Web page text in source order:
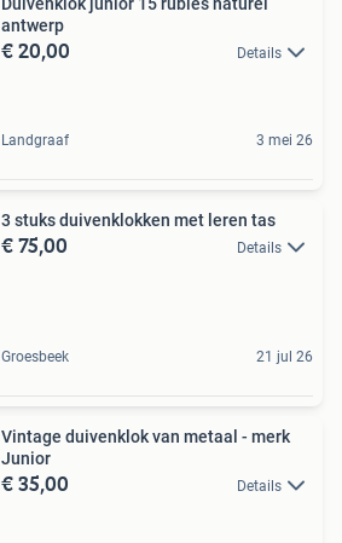
antwerp
€ 20,00 Details
Landgraaf 3 mei 26
3 stuks duivenklokken met leren tas
€ 75,00 Details
Groesbeek 21 jul 26
Vintage duivenklok van metaal - merk
Junior
€ 35,00 Details